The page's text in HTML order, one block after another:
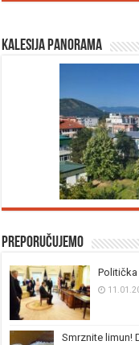
Kalesija panorama
Preporučujemo
Politička
Smrznite limun!